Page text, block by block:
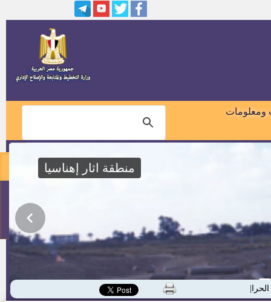
01018460099
ومعلومات
منطقة اثار إهناسيا
وظائف بالمنطقة الصناعية بياض
وظائف بمصنع لصناعه السيراميك
وظائف بمصنع لصناعة الخميرة
وظائف بسوبر ماركت ومطعم
وظائف بالمنطقة الصناعية كوم ابو
راضى
إعلان رقم 1 لسنة 2020 (وظائف
بديوان عام محافظة بني سويف)
تعيين عدد 65 قيادة محلية من
رؤساء المراكز المدن والأحياء